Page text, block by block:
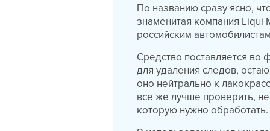
По названию сразу ясно,
знаменитая компания Liqui
российским
Средство поставляется во
для удаления следов,
оно нейтрально к
все же лучше проверить,
которую нужно обработать.